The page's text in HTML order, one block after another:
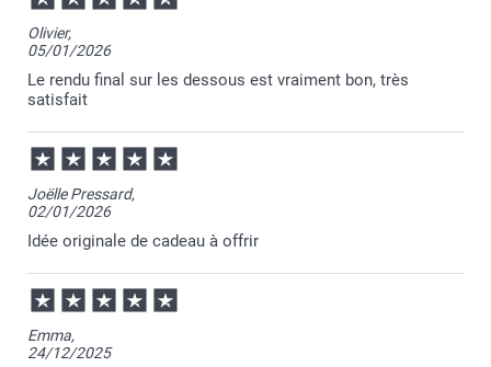
Olivier,
05/01/2026
Le rendu final sur les dessous est vraiment bon, très
satisfait
Joëlle Pressard,
02/01/2026
Idée originale de cadeau à offrir
Emma,
24/12/2025